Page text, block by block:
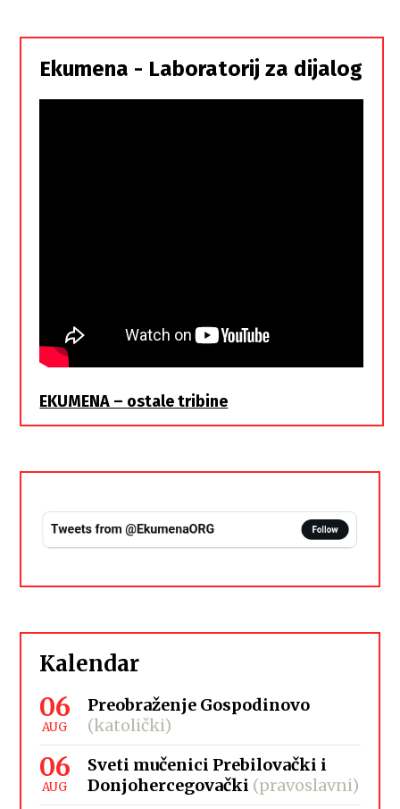
Srbi,
istorodna
braća
Ekumena - Laboratorij za dijalog
EKUMENA – ostale tribine
Kalendar
06
AUG
Preobraženje Gospodinovo
(katolički)
06
AUG
Sveti mučenici Prebilovački i
Donjohercegovački (pravoslavni)